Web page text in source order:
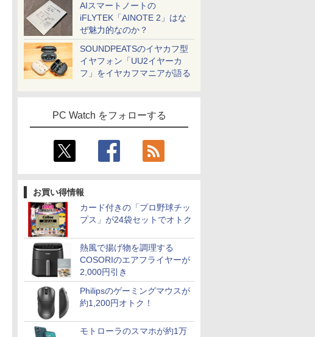
AIスマートノートの
iFLYTEK「AINOTE 2」はな
ぜ魅力的なのか？
SOUNDPEATSのイヤカフ型
イヤフォン「UU2イヤーカ
フ」をイヤカフマニアが語る
PC Watch をフォローする
お買い得情報
カード付きの「プロ野球チッ
プス」が24袋セットでオトク
熱風で揚げ物を調理する
COSORIのエアフライヤーが
2,000円引き
Philipsのゲーミングマウスが
約1,200円オトク！
モトローラのスマホが約1万